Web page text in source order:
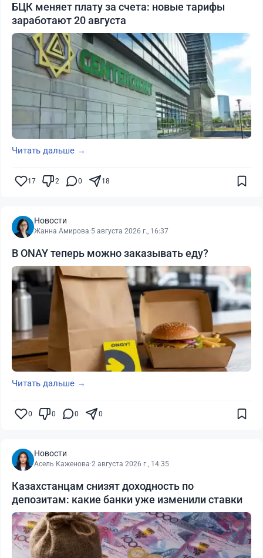
БЦК меняет плату за счета: новые тарифы
заработают 20 августа
Читать дальше →
17 2 0 18
Новости
Жанна Амирова·5 августа 2026 г., 16:37
В ONAY теперь можно заказывать еду?
Читать дальше →
0 0 0 0
Новости
Асель Каженова·2 августа 2026 г., 14:35
Казахстанцам снизят доходность по
депозитам: какие банки уже изменили ставки